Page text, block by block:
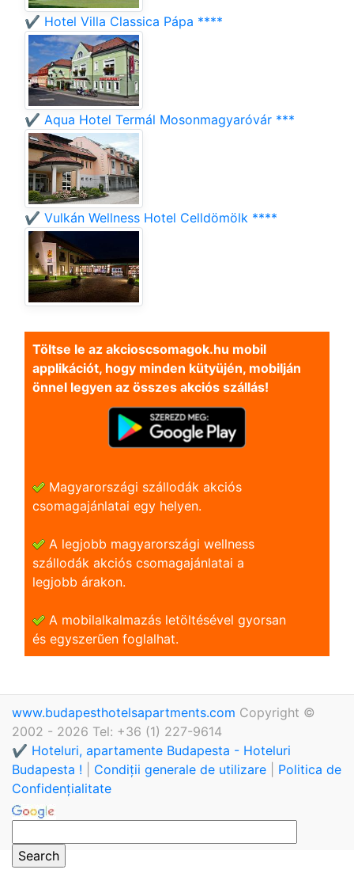
✔️ Hotel Villa Classica Pápa ****
✔️ Aqua Hotel Termál Mosonmagyaróvár ***
✔️ Vulkán Wellness Hotel Celldömölk ****
Töltse le az akcioscsomagok.hu mobil
applikációt, hogy minden kütyüjén, mobilján
önnel legyen az összes akciós szállás!
Magyarországi szállodák akciós
csomagajánlatai egy helyen.
A legjobb magyarországi wellness
szállodák akciós csomagajánlatai a
legjobb árakon.
A mobilalkalmazás letöltésével gyorsan
és egyszerũen foglalhat.
www.budapesthotelsapartments.com Copyright ©
2002 - 2026 Tel: +36 (1) 227-9614
✔️ Hoteluri, apartamente Budapesta - Hoteluri
Budapesta !
Condiții generale de utilizare
Politica de
Confidențialitate